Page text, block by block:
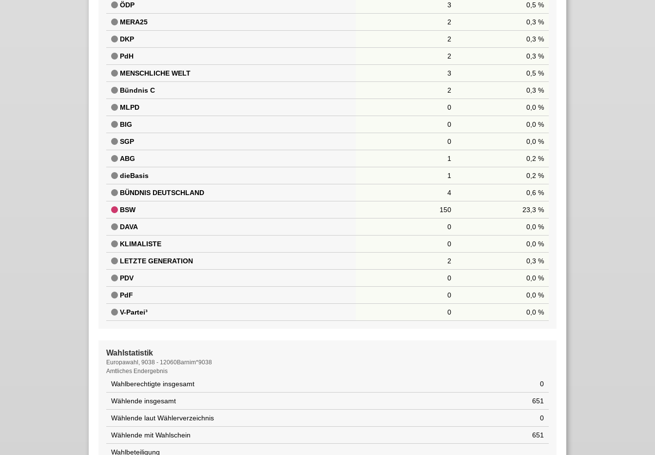
ÖDP 3 0,5 %
MERA25 2 0,3 %
DKP 2 0,3 %
PdH 2 0,3 %
MENSCHLICHE WELT 3 0,5 %
Bündnis C 2 0,3 %
MLPD 0 0,0 %
BIG 0 0,0 %
SGP 0 0,0 %
ABG 1 0,2 %
dieBasis 1 0,2 %
BÜNDNIS DEUTSCHLAND 4 0,6 %
BSW 150 23,3 %
DAVA 0 0,0 %
KLIMALISTE 0 0,0 %
LETZTE GENERATION 2 0,3 %
PDV 0 0,0 %
PdF 0 0,0 %
V-Partei³ 0 0,0 %
Wahlstatistik
Wahlstatistik
Europawahl, 9038 - 12060Barnim*9038
Amtliches Endergebnis
Wahlberechtigte insgesamt 0
Wählende insgesamt 651
Wählende laut Wählerverzeichnis 0
Wählende mit Wahlschein 651
Wahlbeteiligung